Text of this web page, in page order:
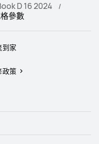
D 16 2024
參數
到家
政策